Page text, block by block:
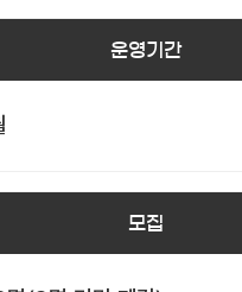
운영기간
모집